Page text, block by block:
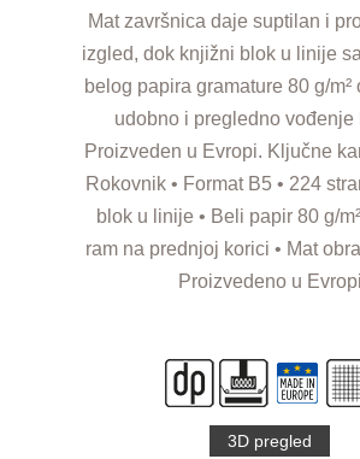
Mat završnica daje suptilan i
izgled, dok knjižni blok u linije
belog papira gramature 80 g/m²
udobno i pregledno vođenje
Proizveden u Evropi. Ključne
Rokovnik • Format B5 • 224
blok u linije • Beli papir 80 g/
ram na prednjoj korici • Mat
Proizvedeno u Evropi
3D pregled